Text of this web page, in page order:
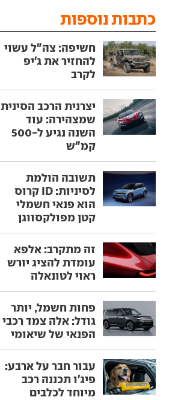
כתבות נוספות
חשיפה: צה"ל עשוי
להחזיר את ג'יפ
לקרב
יצרנית הרכב הסינית
שמצהירה: עוד
השנה נגיע ל-500
קמ"ש
תשובה הולמת
לסיניות: ID קרוס
הוא פנאי חשמלי
קטן מפולקסווגן
זה מתקרב: אלפא
עומדת להציג יורש
ראוי לטונאלה
פחות חשמל, יותר
גודל: אלה צמד רכבי
הפנאי של שיאומי
עבור חבר על ארבע:
פיג'ו תכננה רכב
מיוחד לכלבים